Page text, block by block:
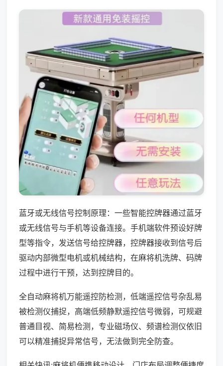
蓝牙或无线信号控制原理：一些智能控牌器通过蓝牙
或无线信号与手机等设备连接。手机端软件预设好牌
型等指令，发送信号给控牌器，控牌器接收到信号后
驱动内部微型电机或机械结构，在麻将机洗牌、码牌
过程中进行干预，达到控牌目的。
全自动麻将机万能遥控防检测，低端遥控信号杂乱易
被检测仪捕捉，高端低频静默遥控信号微弱，可规避
普通目视、简易检测，专业磁场仪、频谱检测仪依旧
可以精准捕捉异常信号，无法做到完全防查。